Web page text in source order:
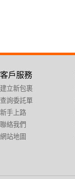
客戶服務
建立新包裹
查詢委託單
新手上路
聯絡我們
網站地圖